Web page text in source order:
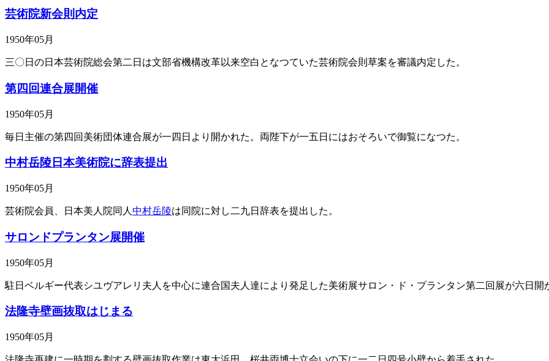
芸術院新会則内定
1950年05月
三〇日の日本芸術院総会第二日は文部省機構改革以来空白となつていた芸術院会則草案を審議内定した。
第四回連合展開催
1950年05月
毎日主催の第四回美術団体連合展が一四日より開かれた。両陛下が一五日にはおそろいで御覧になつた。
中村岳陵日本美術院に辞表提出
1950年05月
芸術院会員、日本美人院同人 中村岳陵は同院に対し二九日辞表を提出した。
サロンドプランタン展開催
1950年05月
駐日ベルギー代表シユヴアレリ夫人を中心に連合国夫人達により発足した美術展サロン・ド・プランタン第二回展が六日開
法隆寺壁画抜取はじまる
1950年05月